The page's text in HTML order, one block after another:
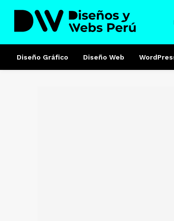
Diseño Gráfico Diseño Web